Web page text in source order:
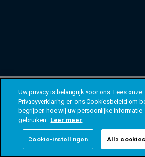
Uw privacy is belangrijk voor ons. Lees onze
Privacyverklaring en ons Cookiesbeleid om
begrijpen hoe wij uw persoonlijke informatie
gebruiken. Leer meer
Cookie-instellingen Alle